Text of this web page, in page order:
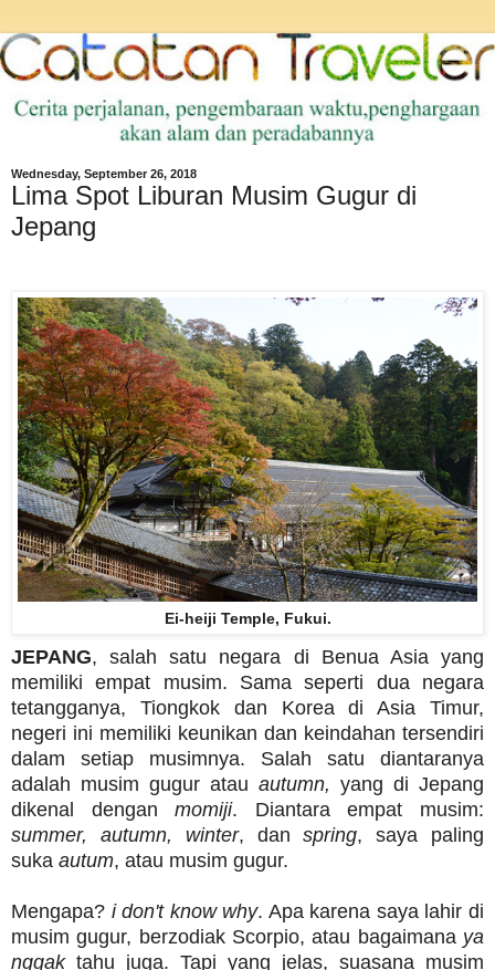
Wednesday, September 26, 2018
Lima Spot Liburan Musim Gugur di
Jepang
Ei-heiji Temple, Fukui.
JEPANG, salah satu negara di Benua Asia yang
memiliki empat musim. Sama seperti dua negara
tetangganya, Tiongkok dan Korea di Asia Timur,
negeri ini memiliki keunikan dan keindahan tersendiri
dalam setiap musimnya. Salah satu diantaranya
adalah musim gugur atau autumn, yang di Jepang
dikenal dengan momiji. Diantara empat musim:
summer, autumn, winter, danspring, saya paling
suka autum, atau musim gugur.
Mengapa? i don't know why. Apa karena saya lahir di
musim gugur, berzodiak Scorpio, atau bagaimana ya
nggaktahu juga. Tapi yang jelas, suasana musim